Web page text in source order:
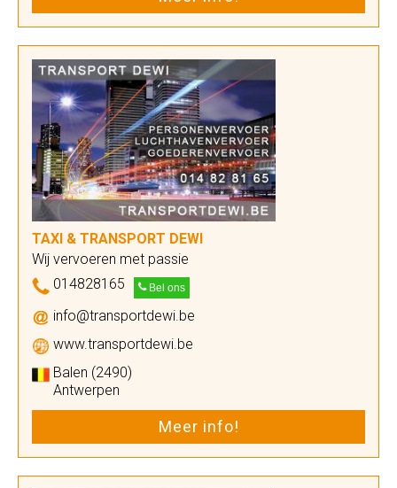
TAXI & TRANSPORT DEWI
Wij vervoeren met passie
014828165
Bel ons
info@transportdewi.be
www.transportdewi.be
Balen (2490)
Antwerpen
Meer info!